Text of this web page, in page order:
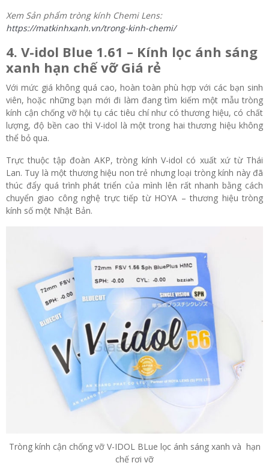
Xem Sản phẩm tròng kính Chemi Lens:
https://matkinhxanh.vn/trong-kinh-chemi/
4. V-idol Blue 1.61 – Kính lọc ánh sáng
xanh hạn chế vỡ Giá rẻ
Với mức giá không quá cao, hoàn toàn phù hợp với các bạn sinh
viên, hoặc những bạn mới đi làm đang tìm kiếm một mẫu tròng
kính cận chống vỡ hội tụ các tiêu chí như có thương hiệu, có chất
lượng, độ bền cao thì V-idol là một trong hai thương hiệu không
thể bỏ qua.
Trực thuộc tập đoàn AKP, tròng kính V-idol có xuất xứ từ Thái
Lan. Tuy là một thương hiệu non trẻ nhưng loại tròng kính này đã
thúc đẩy quá trình phát triển của mình lên rất nhanh bằng cách
chuyển giao công nghệ trực tiếp từ HOYA – thương hiệu tròng
kính số một Nhật Bản.
Tròng kính cận chống vỡ V-IDOL BLue lọc ánh sáng xanh và hạn
chế rơi vỡ